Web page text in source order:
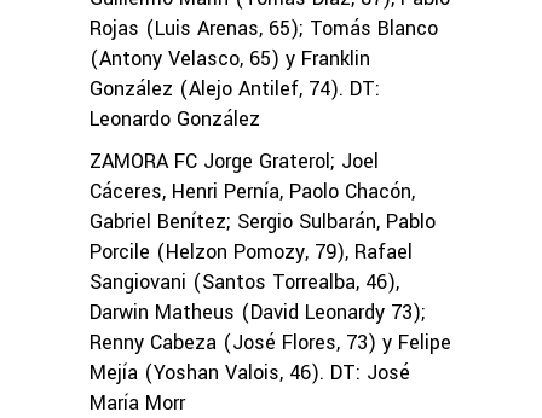
Rojas (Luis Arenas, 65); Tomás Blanco
(Antony Velasco, 65) y Franklin
González (Alejo Antilef, 74). DT:
Leonardo González
ZAMORA FC Jorge Graterol; Joel
Cáceres, Henri Pernía, Paolo Chacón,
Gabriel Benítez; Sergio Sulbarán, Pablo
Porcile (Helzon Pomozy, 79), Rafael
Sangiovani (Santos Torrealba, 46),
Darwin Matheus (David Leonardy 73);
Renny Cabeza (José Flores, 73) y Felipe
Mejía (Yoshan Valois, 46). DT: José
María Morr